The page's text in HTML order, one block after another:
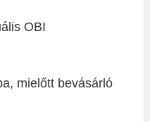
OBI
mielőtt bevásárló